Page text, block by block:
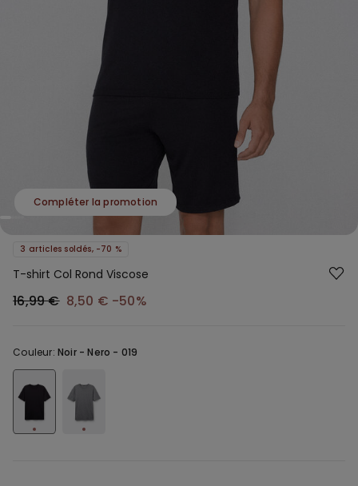
Compléter la promotion
3 articles soldés, -70 %
T-shirt Col Rond Viscose
16,99 € 8,50 € -50%
Couleur:Noir -Nero - 019